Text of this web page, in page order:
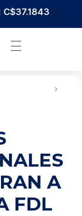
A
FDL